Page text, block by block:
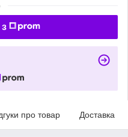
про товар Доставка